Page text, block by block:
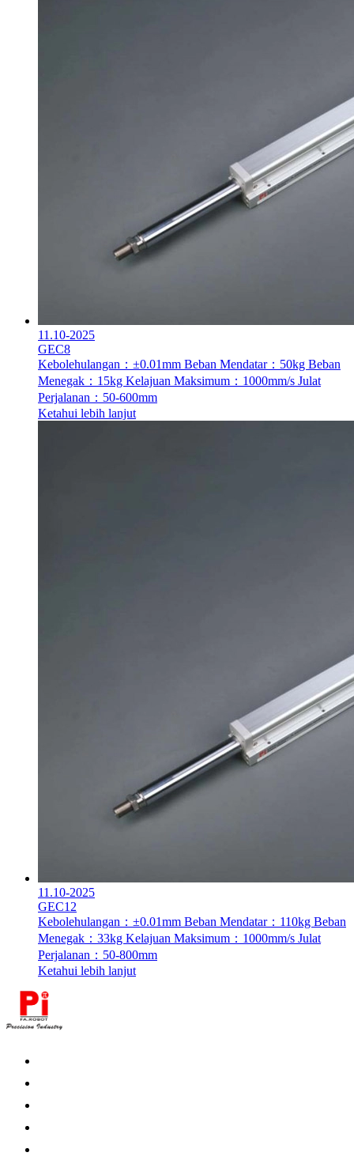
11.10-2025
GEC8
Kebolehulangan：±0.01mm Beban Mendatar：50kg Beban
Menegak：15kg Kelajuan Maksimum：1000mm/s Julat
Perjalanan：50-600mm
Ketahui lebih lanjut
11.10-2025
GEC12
Kebolehulangan：±0.01mm Beban Mendatar：110kg Beban
Menegak：33kg Kelajuan Maksimum：1000mm/s Julat
Perjalanan：50-800mm
Ketahui lebih lanjut